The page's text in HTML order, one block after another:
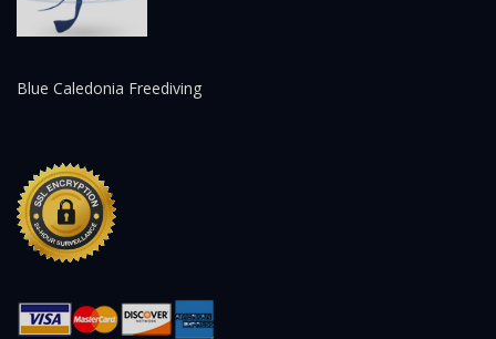
Blue Caledonia Freediving